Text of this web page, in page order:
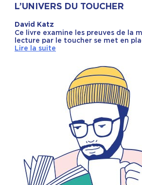
L’UNIVERS DU TOUCHER
David Katz
Ce livre examine les preuves de la
lecture par le toucher se met en
Lire la suite